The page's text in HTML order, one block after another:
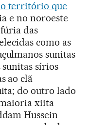
território que
e no noroeste
das
como as
sunitas
sunitas sírios
ao clã
do outro lado
xiita
Hussein